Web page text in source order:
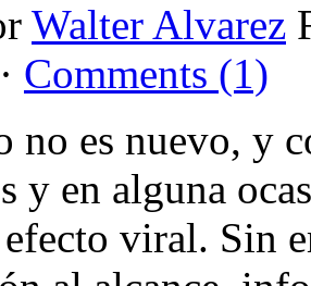
Walter Alvarez
· Comments (1)
no es nuevo, y
y en alguna
viral. Sin